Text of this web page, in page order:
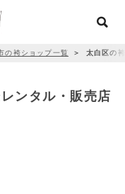
の袴ショップ一覧 ＞ 太白区の
ンタル・販売店